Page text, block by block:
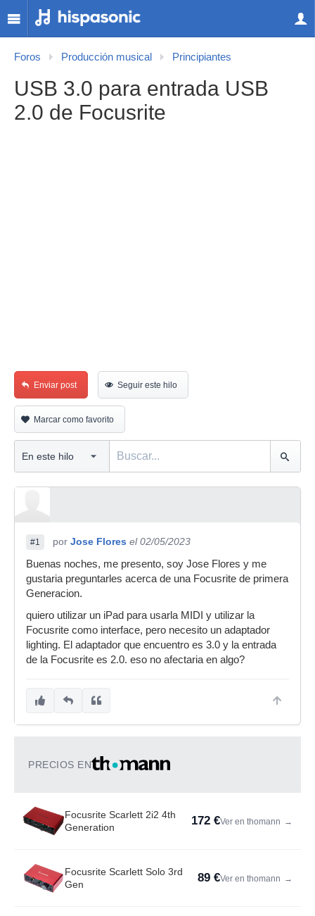
Foros Producción musical Principiantes
USB 3.0 para entrada USB
2.0 de Focusrite
Enviar post Seguir este hilo
Marcar como favorito
#1 por Jose Flores el 02/05/2023
Buenas noches, me presento, soy Jose Flores y me
gustaria preguntarles acerca de una Focusrite de primera
Generacion.
quiero utilizar un iPad para usarla MIDI y utilizar la
Focusrite como interface, pero necesito un adaptador
lighting. El adaptador que encuentro es 3.0 y la entrada
de la Focusrite es 2.0. eso no afectaria en algo?
PRECIOS EN
Focusrite Scarlett 2i2 4th
Generation
172 €Ver en thomann →
Focusrite Scarlett Solo 3rd
Gen
89 €Ver en thomann →